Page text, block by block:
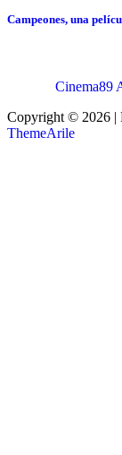
Campeones, una
Cinema89
Copyright © 2026 |
ThemeArile